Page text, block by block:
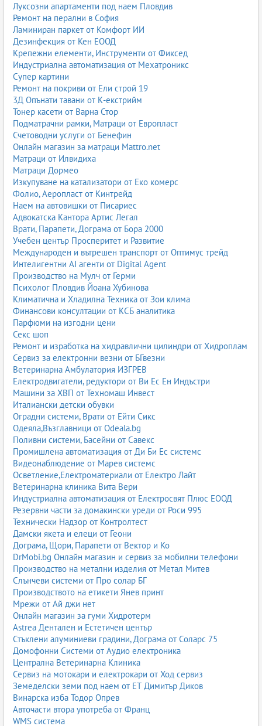
Луксозни апартаменти под наем Пловдив
Ремонт на перални в София
Ламиниран паркет от Комфорт ИИ
Дезинфекция от Кен ЕООД
Крепежни елементи, Инструменти от Фиксед
Индустриална автоматизация от Мехатроникс
Супер картини
Ремонт на покриви от Ели строй 19
3Д Опънати тавани от К-екстрийм
Тонер касети от Варна Стор
Подматрачни рамки, Матраци от Европласт
Счетоводни услуги от Бенефин
Онлайн магазин за матраци Mattro.net
Матраци от Илвидиха
Матраци Дормео
Изкупуване на катализатори от Еко комерс
Фолио, Аеропласт от Кинтрейд
Наем на автовишки от Писариес
Адвокатска Кантора Артис Легал
Врати, Парапети, Дограма от Бора 2000
Учебен център Просперитет и Развитие
Международен и вътрешен транспорт от Оптимус трейд
Интелигентни AI агенти от Digital Agent
Производство на Мулч от Герми
Психолог Пловдив Йоана Хубинова
Климатична и Хладилна Техника от Зои клима
Финансови консултации от КСБ аналитика
Парфюми на изгодни цени
Секс шоп
Ремонт и изработка на хидравлични цилиндри от Хидроплам
Сервиз за електронни везни от БГвезни
Ветеринарна Амбулатория ИЗГРЕВ
Електродвигатели, редуктори от Ви Ес Ен Индъстри
Машини за ХВП от Техномаш Инвест
Италиански детски обувки
Оградни системи, Врати от Ейти Сикс
Одеяла,Възглавници от Odeala.bg
Поливни системи, Басейни от Савекс
Промишлена автоматизация от Ди Би Ес системс
Видеонаблюдение от Марев системс
Осветление,Електроматериали от Електро Лайт
Ветеринарна клиника Вита Вери
Индустриална автоматизация от Електросвят Плюс ЕООД
Резервни части за домакински уреди от Роси 995
Технически Надзор от Контролтест
Дамски якета и елеци от Геони
Дограма, Щори, Парапети от Вектор и Ко
DrMobi.bg Онлайн магазин и сервиз за мобилни телефони
Производство на метални изделия от Метал Митев
Слънчеви системи от Про солар БГ
Производството на етикети Янев принт
Мрежи от Ай джи нет
Онлайн магазин за гуми Хидротерм
Astrea Дентален и Естетичен център
Стъклени алуминиеви градини, Дограма от Соларс 75
Домофонни Системи от Аудио електроника
Централна Ветеринарна Клиника
Сервиз на мотокари и електрокари от Ход сервиз
Земеделски земи под наем от ЕТ Димитър Диков
Винарска изба Тодор Опрев
Авточасти втора употреба от Франц
WMS система